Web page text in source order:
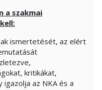
a szakmai
ismertetését, az elért
kritikákat,
az NKA és a